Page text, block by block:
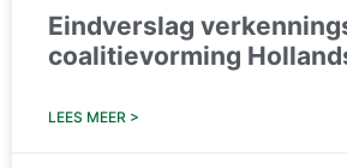
Eindverslag
coalitievorming
LEES MEER >